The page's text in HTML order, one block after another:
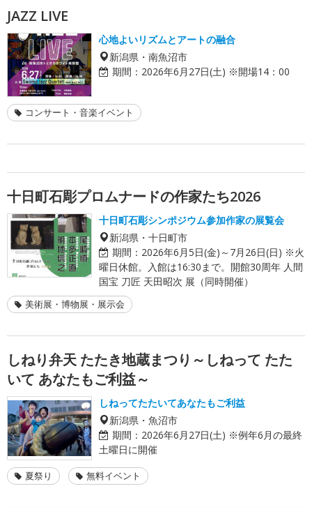
JAZZ LIVE
心地よいリズムとアートの融合
新潟県・南魚沼市
期間： 2026年6月27日(土) ※開場14：00
コンサート・音楽イベント
十日町石彫プロムナードの作家たち2026
十日町石彫シンポジウム参加作家の展覧会
新潟県・十日町市
期間： 2026年6月5日(金)～7月26日(日) ※火
曜日休館。入館は16:30まで。開館30周年 人間
国宝 刀匠 天田昭次 展（同時開催）
美術展・博物展・展示会
しねり弁天 たたき地蔵まつり～しねって たた
いて あなたもご利益～
しねってたたいてあなたもご利益
新潟県・魚沼市
期間： 2026年6月27日(土) ※例年6月の最終
土曜日に開催
夏祭り 無料イベント